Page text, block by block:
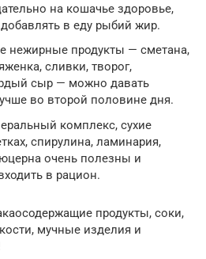
на кошачье здоровье,
в еду рыбий жир.
нежирные продукты — сметана,
сливки, творог,
сыр — можно давать
во второй половине дня.
комплекс, сухие
спирулина, ламинария,
очень полезны и
в рацион.
продукты, соки,
мучные изделия и